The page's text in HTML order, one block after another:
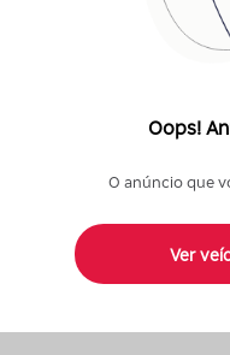
Oops!
O anúncio que
Ver